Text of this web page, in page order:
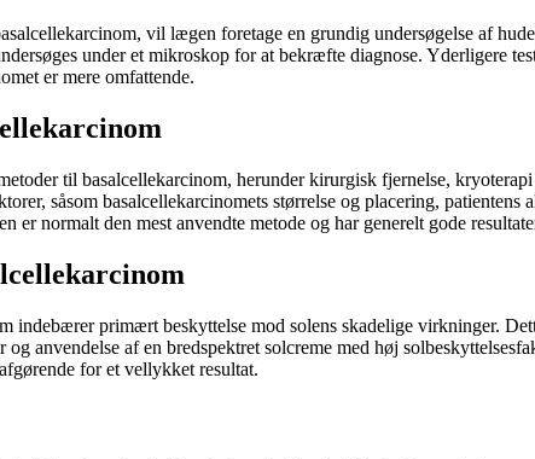
vil lægen foretage en grundig undersøgelse af
under et mikroskop for at bekræfte diagnose. Yderligere
er mere omfattende.
til basalcellekarcinom, herunder kirurgisk fjernelse,
såsom basalcellekarcinomets størrelse og placering,
er normalt den mest anvendte metode og har generelt gode
indebærer primært beskyttelse mod solens skadelige virkninger.
og anvendelse af en bredspektret solcreme med høj
for et vellykket resultat.